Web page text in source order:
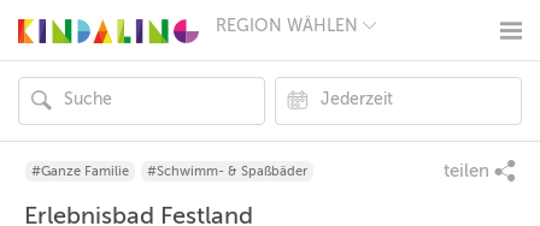
REGION WÄHLEN
MÜNCHEN
HAMBURG
FRANKFURT
KÖLN
DÜSSELDORF
ESSEN
#Ganze Familie #Schwimm- & Spaßbäder teilen
Erlebnisbad Festland